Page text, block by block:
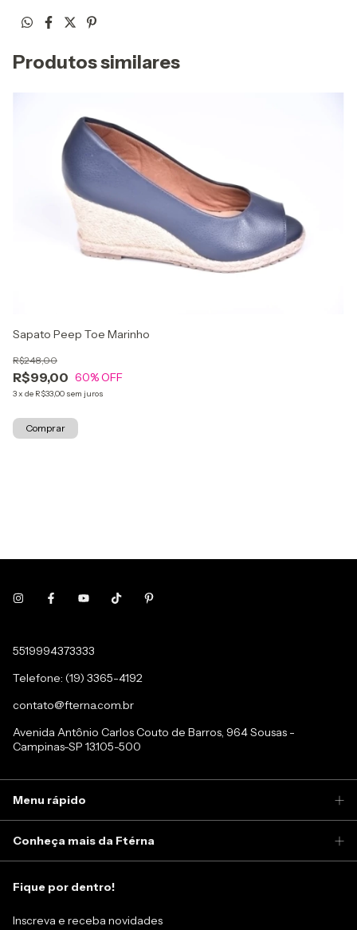
Produtos similares
Sapato Peep Toe Marinho
R$99,00
R$248,00
60% OFF
3x de R$33,00 sem juros
Comprar
5519994373333
Telefone: (19) 3365-4192
contato@fterna.com.br
Avenida Antônio Carlos Couto de Barros, 964 Sousas -
Campinas-SP 13.105-500
Menu rápido
Conheça mais da Ftérna
Fique por dentro!
Inscreva e receba novidades